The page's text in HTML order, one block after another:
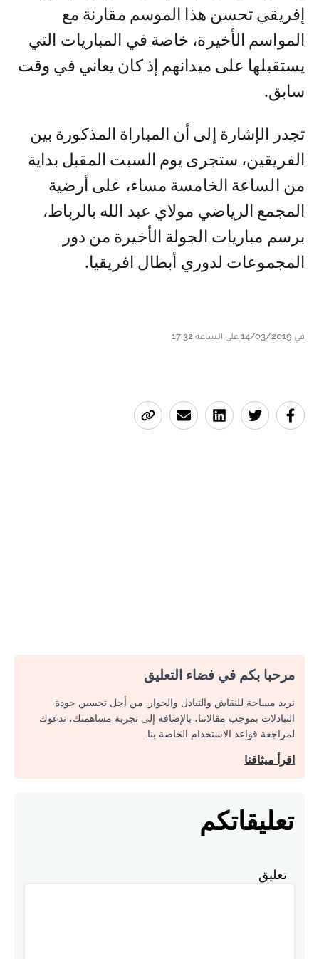
إفريقي تحسن هذا الموسم مقارنة مع
المواسم الأخيرة، خاصة في المباريات التي
يستقبلها على ميدانهم إذ كان يعاني في وقت
سابق.
تجدر الإشارة إلى أن المباراة المذكورة بين
الفريقين، ستجرى يوم السبت المقبل بداية
من الساعة الخامسة مساء، على أرضية
المجمع الرياضي مولاي عبد الله بالرباط،
برسم مباريات الجولة الأخيرة من دور
المجموعات لدوري أبطال افريقيا.
في 14/03/2019 على الساعة 17:32
مرحبا بكم في فضاء التعليق
نريد مساحة للنقاش والتبادل والحوار. من أجل تحسين جودة
التبادلات بموجب مقالاتنا، بالإضافة إلى تجربة مساهمتك، ندعوك
لمراجعة قواعد الاستخدام الخاصة بنا.
اقرأ ميثاقنا
تعليقاتكم
تعليق